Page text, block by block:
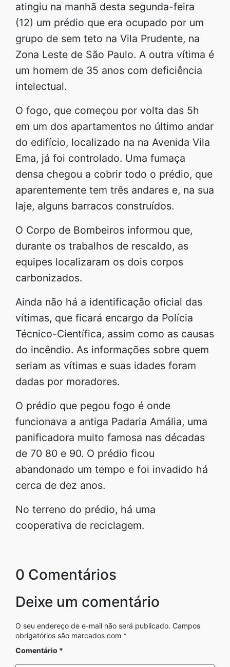
atingiu na manhã desta segunda-feira
(12) um prédio que era ocupado por um
grupo de sem teto na Vila Prudente, na
Zona Leste de São Paulo. A outra vítima é
um homem de 35 anos com deficiência
intelectual.
O fogo, que começou por volta das 5h
em um dos apartamentos no último andar
do edifício, localizado na na Avenida Vila
Ema, já foi controlado. Uma fumaça
densa chegou a cobrir todo o prédio, que
aparentemente tem três andares e, na sua
laje, alguns barracos construídos.
O Corpo de Bombeiros informou que,
durante os trabalhos de rescaldo, as
equipes localizaram os dois corpos
carbonizados.
Ainda não há a identificação oficial das
vítimas, que ficará encargo da Polícia
Técnico-Científica, assim como as causas
do incêndio. As informações sobre quem
seriam as vítimas e suas idades foram
dadas por moradores.
O prédio que pegou fogo é onde
funcionava a antiga Padaria Amália, uma
panificadora muito famosa nas décadas
de 70 80 e 90. O prédio ficou
abandonado um tempo e foi invadido há
cerca de dez anos.
No terreno do prédio, há uma
cooperativa de reciclagem.
0 Comentários
Deixe um comentário
O seu endereço de e-mail não será publicado. Campos
obrigatórios são marcados com *
Comentário *